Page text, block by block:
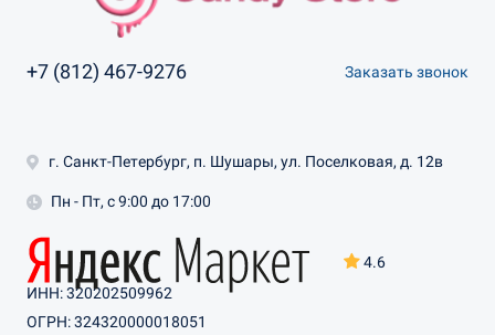
+7 (812) 467-9276 Заказать звонок
4.6
г. Санкт-Петербург, п. Шушары, ул. Поселковая, д. 12в
Пн - Пт, с 9:00 до 17:00
ИНН: 320202509962
ОГРН: 324320000018051